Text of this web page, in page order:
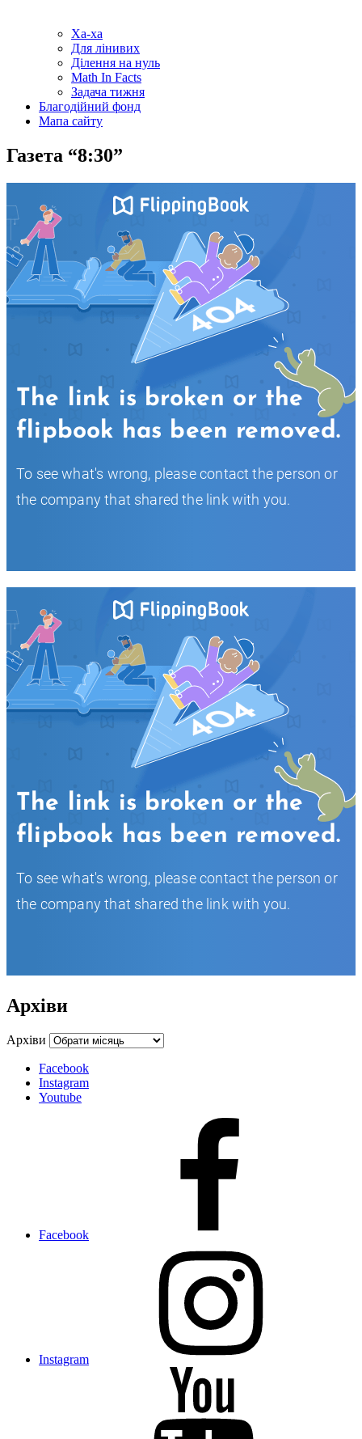
Ха-ха
Для лінивих
Ділення на нуль
Math In Facts
Задача тижня
Благодійний фонд
Мапа сайту
Газета “8:30”
Архіви
Архіви
Facebook
Instagram
Youtube
Facebook
Instagram